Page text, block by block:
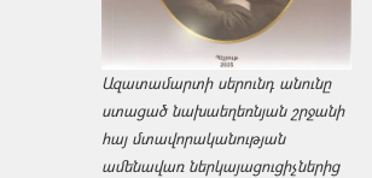
Ազատամարտի սերունդ անունը
ստացած նախաեղեռնյան շրջանի
հայ մտավորականության
ամենավառ ներկայացուցիչներից